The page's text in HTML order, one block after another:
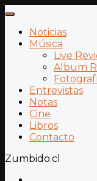
Noticias
Música
Live
Album
Entrevistas
Notas
Cine
Libros
Contacto
Zumbido.cl